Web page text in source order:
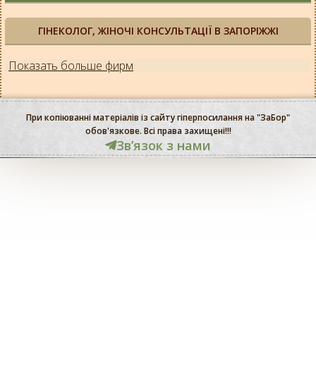
ГІНЕКОЛОГ, ЖІНОЧІ КОНСУЛЬТАЦІЇ В ЗАПОРІЖЖІ
Показать больше фирм
При копіюванні матеріалів із сайту гіперпосилання на "ЗаБор"
обов'язкове. Всі права захищені!!!
Звʼязок з нами